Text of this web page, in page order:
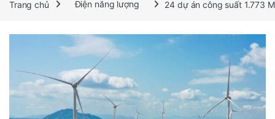
Trang chủ Điện năng lượng 24 dự án công suất 1.773